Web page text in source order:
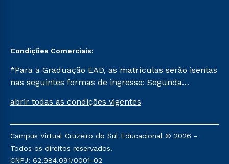
Condições Comerciais:
*Para a Graduação EAD, as matrículas serão isentas
nas seguintes formas de ingresso: Segunda
Já para as demais, a taxa de matrícula será de R$
mencionadas são referentes aos cursos: Ensino
Religioso, Geografia para a Docência e Metodologia
do Ensino de História: Questões Atuais.
abrir todas as condições vigentes
Campus Virtual Cruzeiro do Sul Educacional © 2026 -
Todos os direitos reservados.
CNPJ: 62.984.091/0001-02